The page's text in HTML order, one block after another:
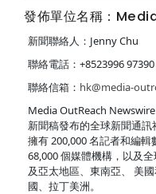
發佈單位名稱：
新聞聯絡人：Jenny Chu
聯絡電話：+8523996 97390
聯絡信箱： hk@media-
Media OutReach
新聞稿發布的全球新聞通訊
擁有 200,000 名記者和編輯
68,000 個媒體機構，以及
及亞太地區、東南亞、 美
國、拉丁美洲。